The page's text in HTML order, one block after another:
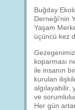
Buğday
Derneği'nin
Yaşam
üçüncü kez
koparması
ile insanın
kurulan
algılayabilir,
ve
Her gün